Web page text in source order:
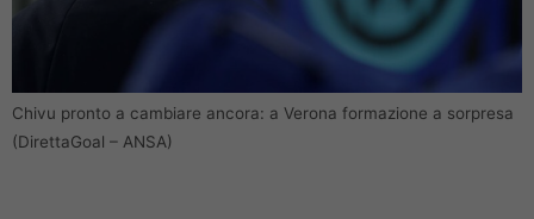
Chivu pronto a cambiare ancora: a Verona formazione a sorpresa
(DirettaGoal – ANSA)